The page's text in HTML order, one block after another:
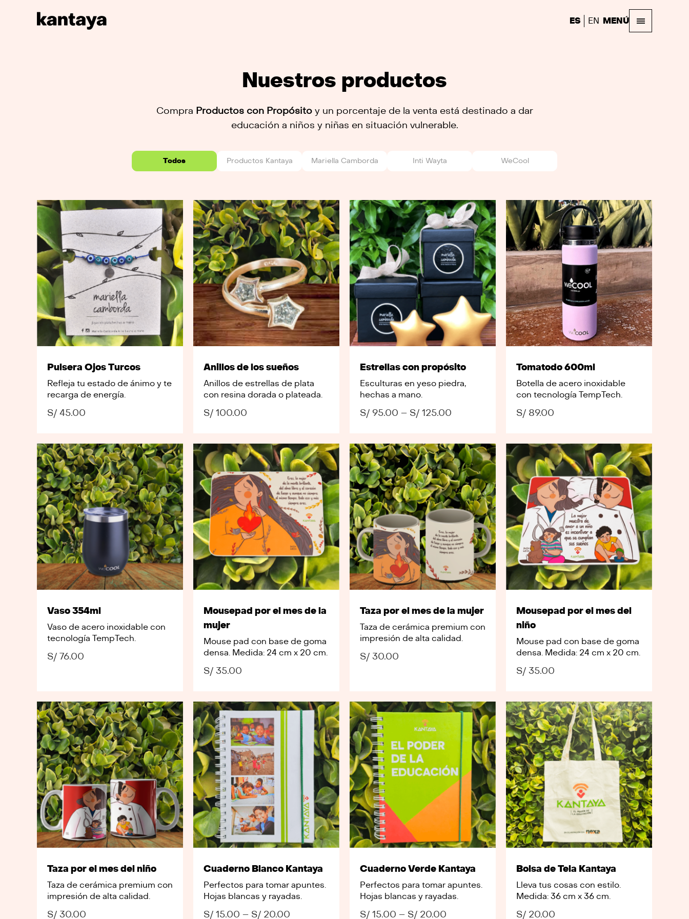
ES EN MENÚ
Nuestros productos
Compra Productos con Propósitoy un porcentaje de la venta está destinado a dar
educación a niños y niñas en situación vulnerable.
Todos Productos Kantaya Mariella Camborda Inti Wayta WeCool
Pulsera Ojos Turcos
Refleja tu estado de ánimo y te
recarga de energía.
S/ 45.00
Anillos de los sueños
Anillos de estrellas de plata
con resina dorada o plateada.
S/ 100.00
Estrellas con propósito
Esculturas en yeso piedra,
hechas a mano.
S/ 95.00 – S/ 125.00
Tomatodo 600ml
Botella de acero inoxidable
con tecnología TempTech.
S/ 89.00
Vaso 354ml
Vaso de acero inoxidable con
tecnología TempTech.
S/ 76.00
Mousepad por el mes de la
mujer
Mouse pad con base de goma
densa. Medida: 24 cm x 20 cm.
S/ 35.00
Taza por el mes de la mujer
Taza de cerámica premium con
impresión de alta calidad.
S/ 30.00
Mousepad por el mes del
niño
Mouse pad con base de goma
densa. Medida: 24 cm x 20 cm.
S/ 35.00
Taza por el mes del niño
Taza de cerámica premium con
impresión de alta calidad.
S/ 30.00
Cuaderno Blanco Kantaya
Perfectos para tomar apuntes.
Hojas blancas y rayadas.
S/ 15.00 – S/ 20.00
Cuaderno Verde Kantaya
Perfectos para tomar apuntes.
Hojas blancas y rayadas.
S/ 15.00 – S/ 20.00
Bolsa de Tela Kantaya
Lleva tus cosas con estilo.
Medida: 36 cm x 36 cm.
S/ 20.00